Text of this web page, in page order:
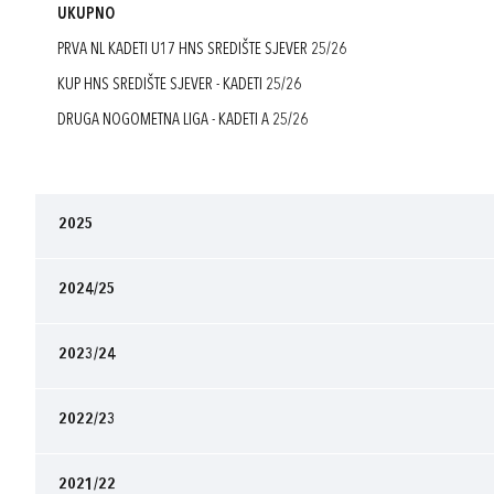
UKUPNO
PRVA NL KADETI U17 HNS SREDIŠTE SJEVER 25/26
KUP HNS SREDIŠTE SJEVER - KADETI 25/26
DRUGA NOGOMETNA LIGA - KADETI A 25/26
2025
2024/25
2023/24
2022/23
2021/22